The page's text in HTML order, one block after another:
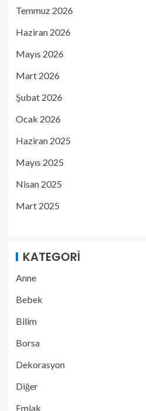
Temmuz 2026
Haziran 2026
Mayıs 2026
Mart 2026
Şubat 2026
Ocak 2026
Haziran 2025
Mayıs 2025
Nisan 2025
Mart 2025
KATEGORI
Anne
Bebek
Bilim
Borsa
Dekorasyon
Diğer
Emlak